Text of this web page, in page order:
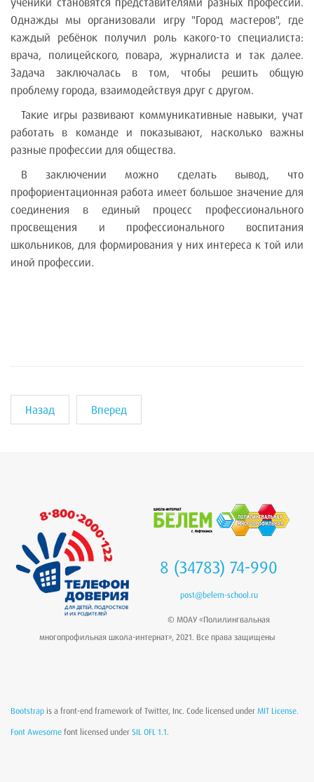
Однажды мы организовали игру "Город мастеров", где
каждый ребёнок получил роль какого-то специалиста:
врача, полицейского, повара, журналиста и так далее.
Задача заключалась в том, чтобы решить общую
проблему города, взаимодействуя друг с другом.
Такие игры развивают коммуникативные навыки, учат
работать в команде и показывают, насколько важны
разные профессии для общества.
В заключении можно сделать вывод, что
профориентационная работа имеет большое значение для
соединения в единый процесс профессионального
просвещения и профессионального воспитания
школьников, для формирования у них интереса к той или
иной профессии.
Назад Вперед
8 (34783) 74-990
post@belem-school.ru
© МОАУ «Полилингвальная
многопрофильная школа-интернат», 2021. Все права защищены
Bootstrap is a front-end framework of Twitter, Inc. Code licensed under MIT License.
Font Awesome font licensed under SIL OFL 1.1.